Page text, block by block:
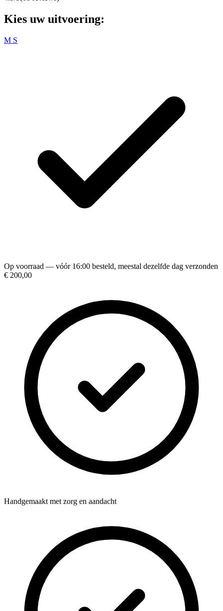
Kies uw uitvoering:
M S
Op voorraad — vóór 16:00 besteld, meestal dezelfde dag verzonden
€ 200,00
Handgemaakt met zorg en aandacht